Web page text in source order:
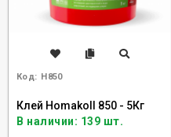
Код: H850
Клей Homakoll 850 - 5Кг
В наличии: 139 шт.